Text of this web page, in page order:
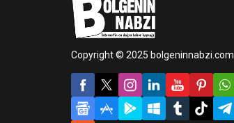
Copyright © 2025 bolgeninnabzi.com